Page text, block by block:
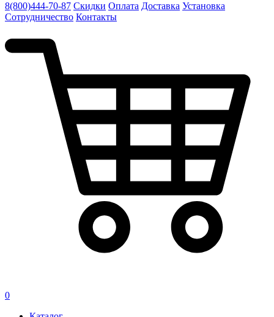
8(800)444-70-87 Скидки Оплата Доставка Установка
Сотрудничество Контакты
0